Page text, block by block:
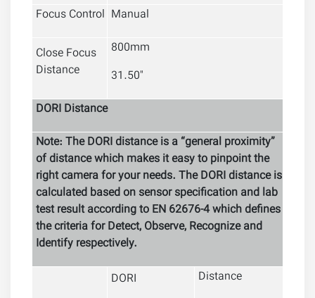
Focus Control Manual
Close Focus
Distance
800mm
31.50''
DORI Distance
Note: The DORI distance is a “general proximity”
of distance which makes it easy to pinpoint the
right camera for your needs. The DORI distance is
calculated based on sensor specification and lab
test result according to EN 62676-4 which defines
the criteria for Detect, Observe, Recognize and
Identify respectively.
DORI
Distance